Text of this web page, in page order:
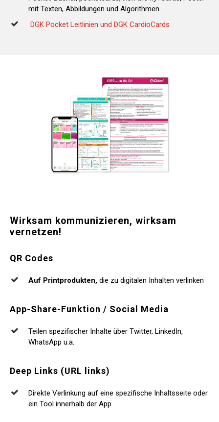
mit Texten, Abbildungen und Algorithmen
DGK Pocket Leitlinien und DGK CardioCards
Wirksam kommunizieren, wirksam
vernetzen!
QR Codes
Auf Printprodukten, die zu digitalen Inhalten verlinken
App-Share-Funktion / Social Media
Teilen spezifischer Inhalte über Twitter, LinkedIn,
WhatsApp u.a.
Deep Links (URL links)
Direkte Verlinkung auf eine spezifische Inhaltsseite oder
ein Tool innerhalb der App